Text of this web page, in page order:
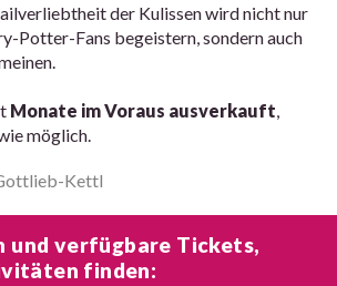
der Kulissen wird nicht nur
Potter-Fans begeistern, sondern auch
Monate im Voraus ausverkauft
möglich.
Kettl
und verfügbare Tickets,
finden: